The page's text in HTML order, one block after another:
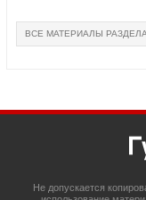
ВСЕ МАТЕРИАЛЫ РАЗДЕЛА
Не допускается